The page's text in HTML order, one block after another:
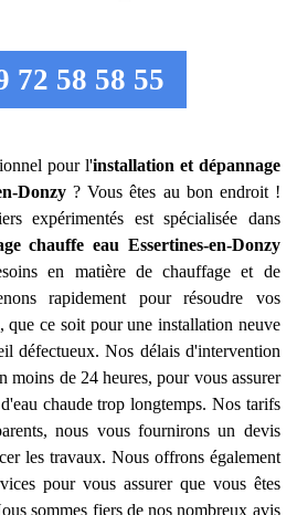
58 58 55
pour l'installation et dépannage
Donzy ? Vous êtes au bon endroit !
expérimentés est spécialisée dans
chauffe eau Essertines-en-Donzy
en matière de chauffage et de
rapidement pour résoudre vos
que ce soit pour une installation neuve
défectueux. Nos délais d'intervention
moins de 24 heures, pour vous assurer
chaude trop longtemps. Nos tarifs
nous vous fournirons un devis
les travaux. Nous offrons également
pour vous assurer que vous êtes
sommes fiers de nos nombreux avis